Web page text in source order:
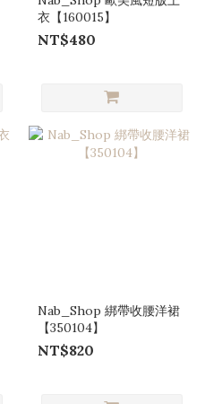
衣【160015】
NT$480
Nab_Shop 綁帶收腰洋裙
【350104】
NT$820